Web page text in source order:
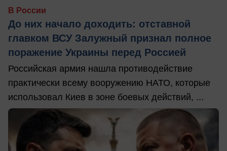
В России
До них начало доходить: отставной
главком ВСУ Залужный признал полное
поражение Украины перед Россией
Российская армия нашла противодействие
практически всему вооружению НАТО, которые
использовал Киев в зоне боевых действий, ...